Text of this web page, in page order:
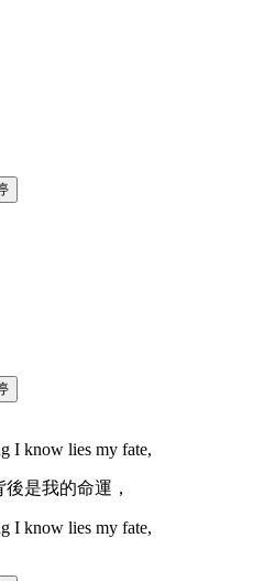
I know lies my fate,
是我的命運，
I know lies my fate,